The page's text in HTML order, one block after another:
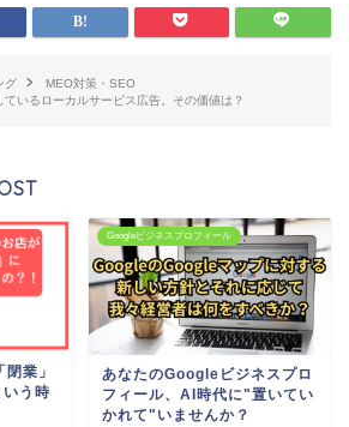
グ
MEO対策・SEO
いるローカルサービス広告。その価値は？
業」
う時
Googleビジネスプロフィール
あなたのGoogleビジネスプロ
フィール、AI時代に"置いてい
かれて"いませんか？